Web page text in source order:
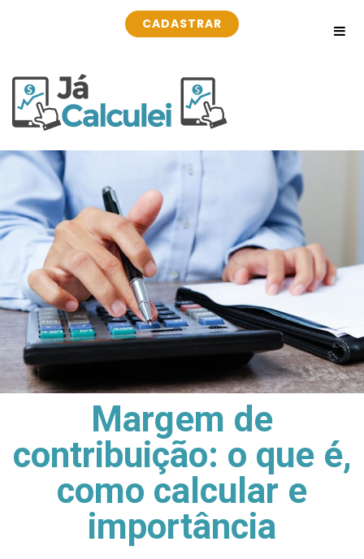
CADASTRAR
Margem de
contribuição: o que é,
como calcular e
importância